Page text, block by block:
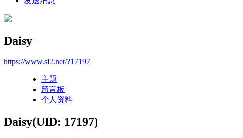
Daisy
https://www.sf2.net/?17197
主题
留言板
个人资料
Daisy(UID: 17197)